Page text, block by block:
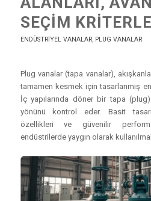
SEÇIM
ENDÜSTRIYEL VANALAR, PLUG VANALAR
Plug vanalar (tapa vanalar),
tamamen kesmek için tasarlanmış
İç yapılarında döner bir tapa
yönünü kontrol eder. Basit
özellikleri ve güvenilir
endüstrilerde yaygın olarak